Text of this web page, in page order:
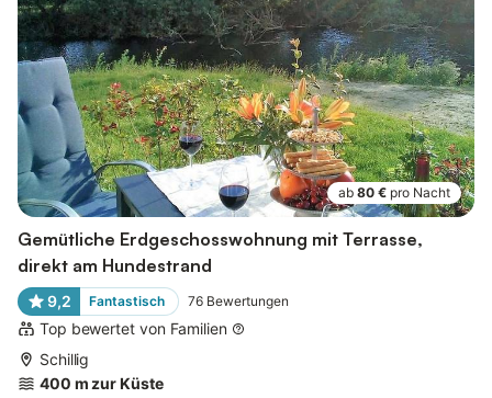
ab 80 € pro Nacht
Gemütliche Erdgeschosswohnung mit Terrasse,
direkt am Hundestrand
9,2 Fantastisch 76 Bewertungen
Top bewertet von Familien
Schillig
400 m zur Küste